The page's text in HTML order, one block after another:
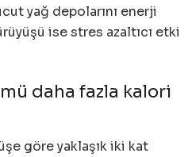
yağ depolarını enerji
ise stres azaltıcı etki
daha fazla kalori
göre yaklaşık iki kat